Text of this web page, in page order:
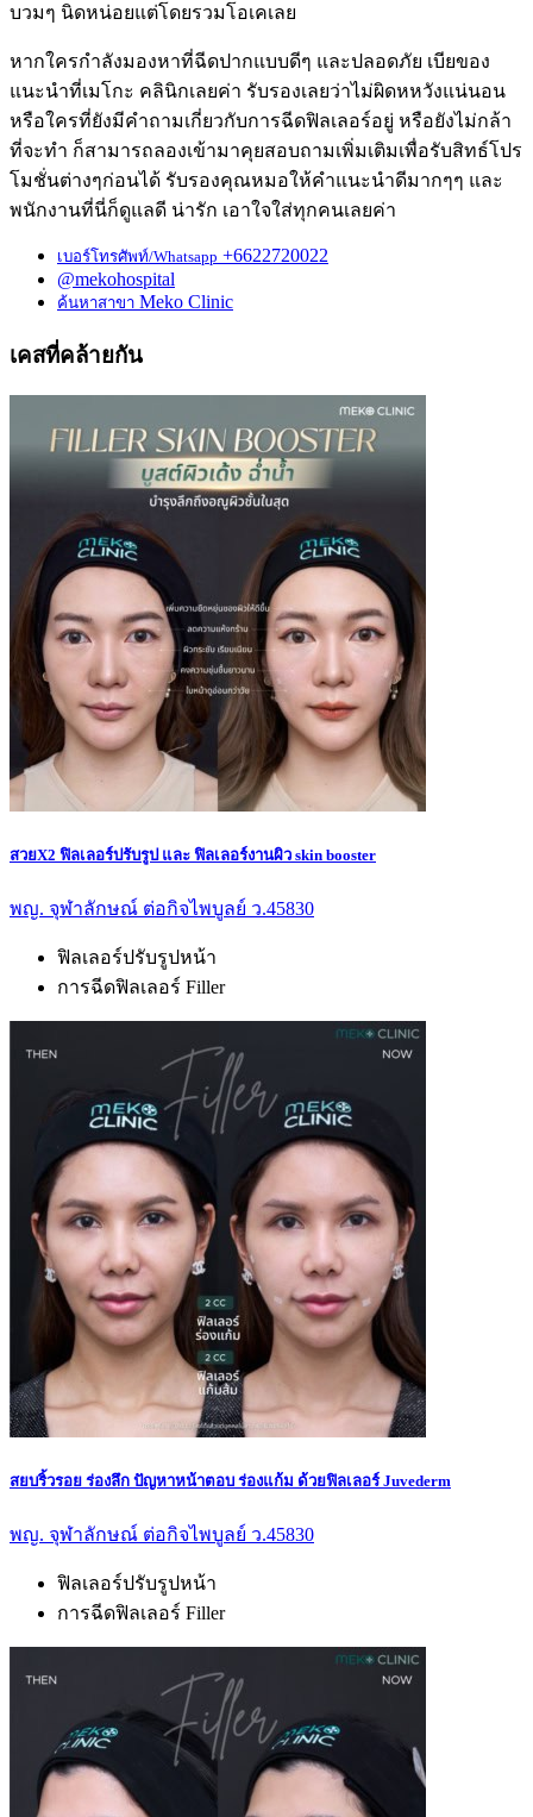
บวมๆ นิดหน่อยแต่โดยรวมโอเคเลย
หากใครกำลังมองหาที่ฉีดปากแบบดีๆ และปลอดภัย เบียของ
แนะนำที่เมโกะ คลินิกเลยค่า รับรองเลยว่าไม่ผิดหหวังแน่นอน
หรือใครที่ยังมีคำถามเกี่ยวกับการฉีดฟิลเลอร์อยู่ หรือยังไม่กล้า
ที่จะทำ ก็สามารถลองเข้ามาคุยสอบถามเพิ่มเติมเพื่อรับสิทธ์โปร
โมชั่นต่างๆก่อนได้ รับรองคุณหมอให้คำแนะนำดีมากๆๆ และ
พนักงานที่นี่ก็ดูแลดี น่ารัก เอาใจใส่ทุกคนเลยค่า
เบอร์โทรศัพท์/Whatsapp +6622720022
@mekohospital
ค้นหาสาขา Meko Clinic
เคสที่คล้ายกัน
สวยX2 ฟิลเลอร์ปรับรูป และ ฟิลเลอร์งานผิว skin booster
พญ. จุฬาลักษณ์ ต่อกิจไพบูลย์ ว.45830
ฟิลเลอร์ปรับรูปหน้า
การฉีดฟิลเลอร์ Filler
สยบริ้วรอย ร่องลึก ปัญหาหน้าตอบ ร่องแก้ม ด้วยฟิลเลอร์ Juvederm
พญ. จุฬาลักษณ์ ต่อกิจไพบูลย์ ว.45830
ฟิลเลอร์ปรับรูปหน้า
การฉีดฟิลเลอร์ Filler